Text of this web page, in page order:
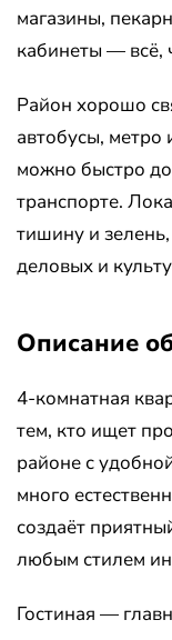
магазины,
кабинеты — всё,
Район хорошо
автобусы, метро
можно быстро
транспорте.
тишину и
деловых и
Описание
4-комнатная
тем, кто ищет
районе с
много
создаёт
любым стилем
Гостиная —